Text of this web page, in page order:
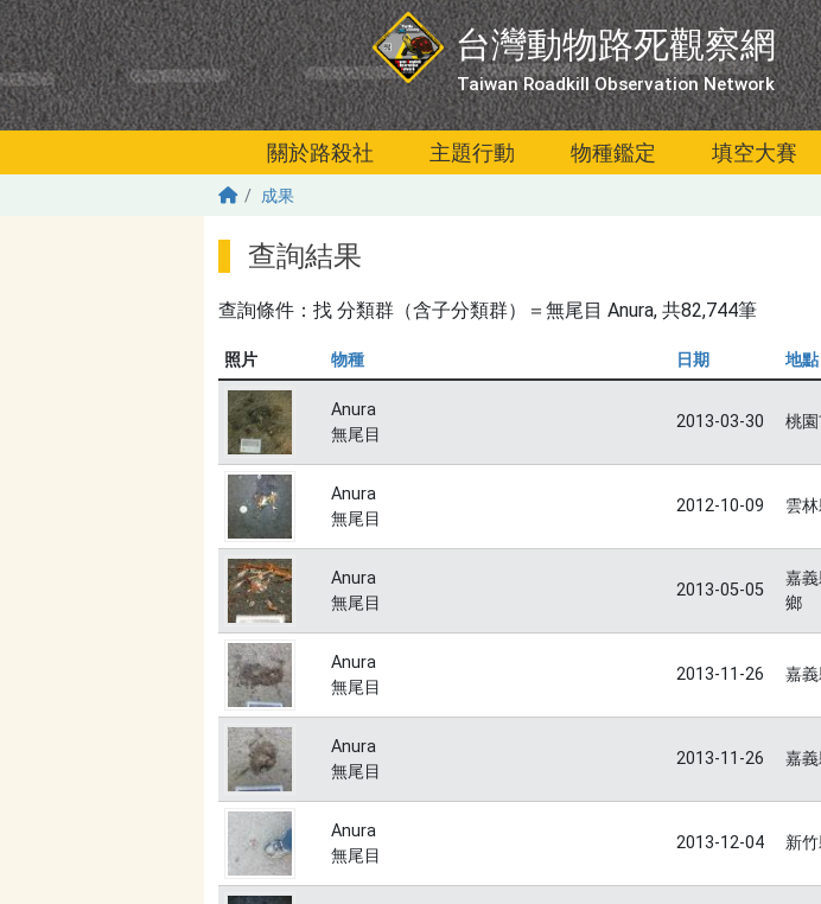
移至主內容
台灣動物路死觀察網
Taiwan Roadkill Observation Network
關於路殺社 主題行動 物種鑑定 填空大賽
成果
查詢結果
查詢條件：找 分類群（含子分類群）＝無尾目 Anura, 共82,744筆
照片 物種 日期 地點
Anura
無尾目
2013-03-30 桃
Anura
無尾目
2012-10-09 雲
Anura
無尾目
2013-05-05
嘉
鄉
Anura
無尾目
2013-11-26 嘉
Anura
無尾目
2013-11-26 嘉
Anura
無尾目
2013-12-04 新